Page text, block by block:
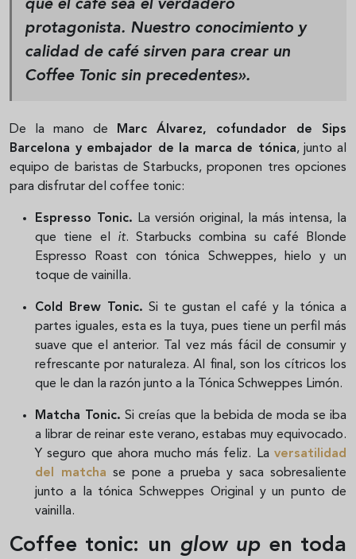
que el café sea el verdadero
protagonista. Nuestro conocimiento y
calidad de café sirven para crear un
Coffee Tonic sin precedentes».
De la mano de Marc Álvarez, cofundador de Sips
Barcelona y embajador de la marca de tónica, junto al
equipo de baristas de Starbucks, proponen tres opciones
para disfrutar del coffee tonic:
Espresso Tonic. La versión original, la más intensa, la
que tiene el it. Starbucks combina su café Blonde
Espresso Roast con tónica Schweppes, hielo y un
toque de vainilla.
Cold Brew Tonic. Si te gustan el café y la tónica a
partes iguales, esta es la tuya, pues tiene un perfil más
suave que el anterior. Tal vez más fácil de consumir y
refrescante por naturaleza. Al final, son los cítricos los
que le dan la razón junto a la Tónica Schweppes Limón.
Matcha Tonic. Si creías que la bebida de moda se iba
a librar de reinar este verano, estabas muy equivocado.
Y seguro que ahora mucho más feliz. La versatilidad
del matcha se pone a prueba y saca sobresaliente
junto a la tónica Schweppes Original y un punto de
vainilla.
Coffee tonic: un glow upen toda